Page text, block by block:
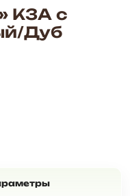
не...
К3А с
Дуб